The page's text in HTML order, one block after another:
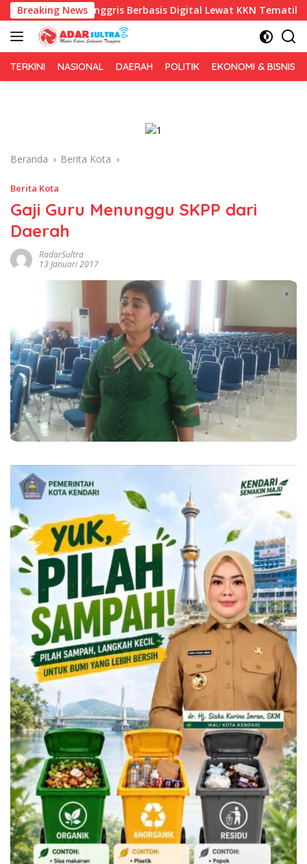
Langsung
ke
konten
Breaking News
Inggris Berbasis Digital Lewat KKN Tematik di Desa Alebo
TERKINI NASIONAL DAERAH POLITIK EKONOMI & BISNIS
Beranda Berita Kota
Berita Kota
Gaji Guru Menunggu SKPP dari
Daerah
RadarSultra
13 Januari 2017